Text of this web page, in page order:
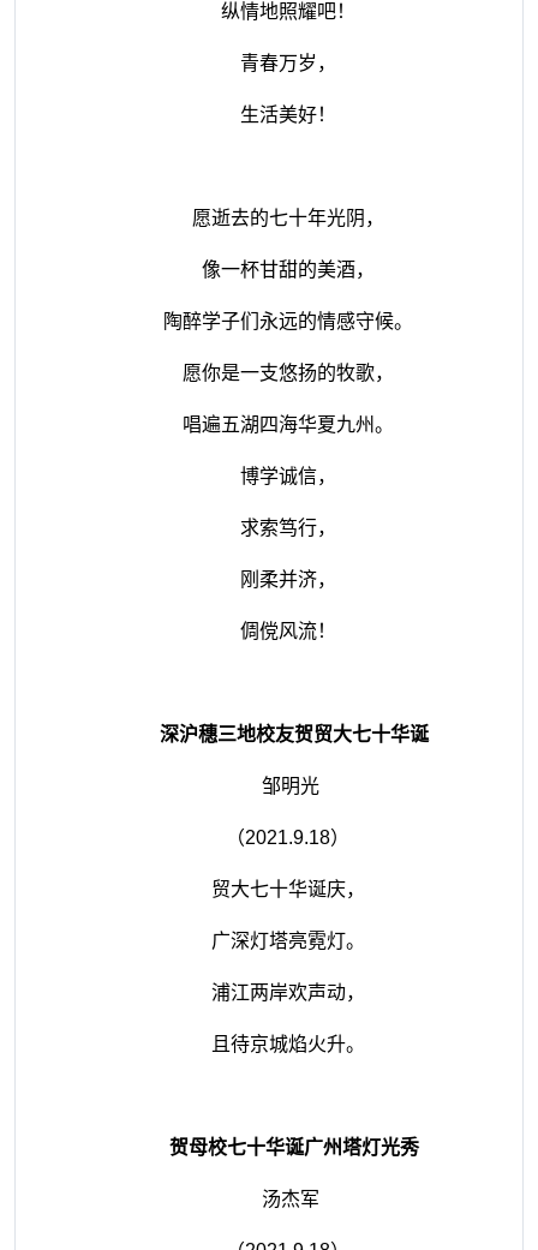
纵情地照耀吧！
青春万岁，
生活美好！
愿逝去的七十年光阴，
像一杯甘甜的美酒，
陶醉学子们永远的情感守候。
愿你是一支悠扬的牧歌，
唱遍五湖四海华夏九州。
博学诚信，
求索笃行，
刚柔并济，
倜傥风流！
深沪穗三地校友贺贸大七十华诞
邹明光
（2021.9.18）
贸大七十华诞庆，
广深灯塔亮霓灯。
浦江两岸欢声动，
且待京城焰火升。
贺母校七十华诞广州塔灯光秀
汤杰军